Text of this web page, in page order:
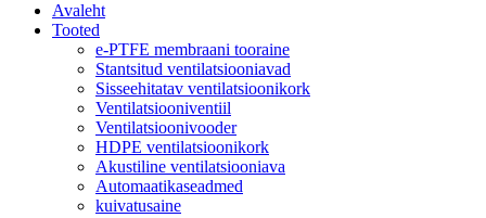
Avaleht
Tooted
e-PTFE membraani tooraine
Stantsitud ventilatsiooniavad
Sisseehitatav ventilatsioonikork
Ventilatsiooniventiil
Ventilatsioonivooder
HDPE ventilatsioonikork
Akustiline ventilatsiooniava
Automaatikaseadmed
kuivatusaine